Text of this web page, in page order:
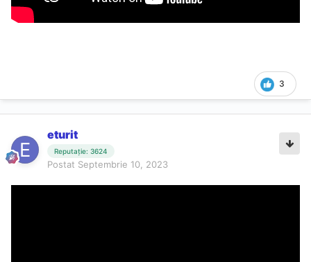
3
eturit
Reputație: 3624
Postat Septembrie 10, 2023